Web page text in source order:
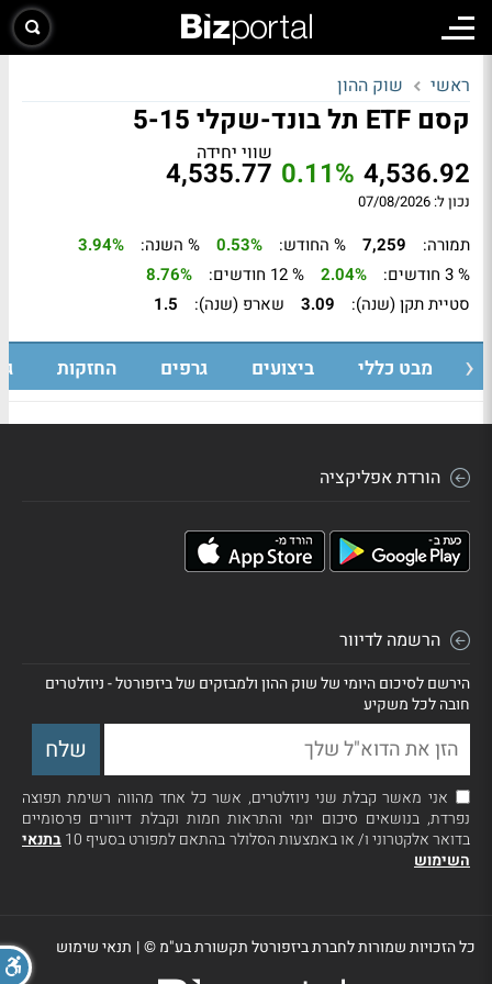
ראשי שוק ההון
קסם ETF תל בונד-שקלי 5-15
4,536.92
0.11%
שווי יחידה
4,535.77
נכון ל: 07/08/2026
תמורה: 7,259 % החודש: 0.53% % השנה:
3.94%
% 3 חודשים:
2.04% % 12 חודשים:
8.76%
סטיית תקן (שנה):
3.09 שארפ (שנה): 1.5
מבט כללי ביצועים גרפים החזקות
הורדת אפליקציה
הרשמה לדיוור
הירשם לסיכום היומי של שוק ההון ולמבזקים של ביזפורטל - ניוזלטרים
חובה לכל משקיע
אני מאשר קבלת שני ניוזלטרים, אשר כל אחד מהווה רשימת תפוצה
נפרדת, בנושאים סיכום יומי והתראות חמות וקבלת דיוורים פרסומיים
בדואר אלקטרוני ו/ או באמצעות הסלולר בהתאם למפורט בסעיף 10
בתנאי
השימוש
כל הזכויות שמורות לחברת ביזפורטל תקשורת בע"מ ©| תנאי שימוש